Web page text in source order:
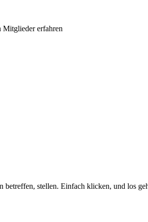
Mitglieder erfahren
betreffen, stellen. Einfach klicken, und los